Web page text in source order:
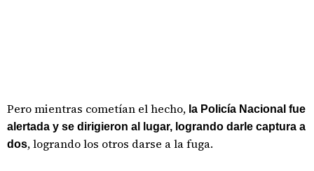
Pero mientras cometían el hecho, la Policía Nacional fue
alertada y se dirigieron al lugar, logrando darle captura a
dos, logrando los otros darse a la fuga.